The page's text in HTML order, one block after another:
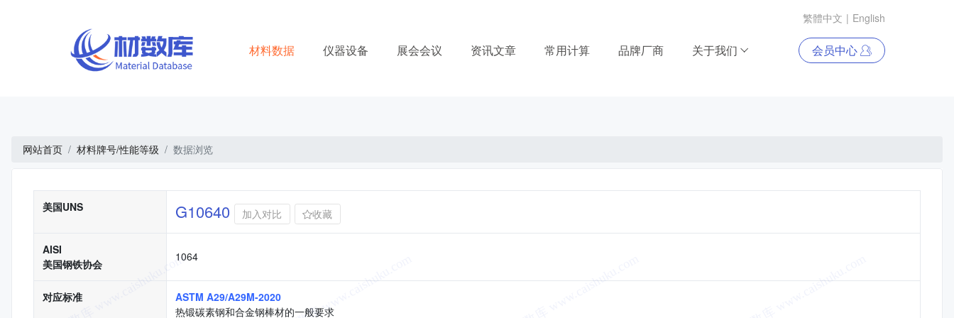
繁體中文 | English
材料数据 仪器设备 展会会议 资讯文章 常用计算 品牌厂商 关于我们 会员中心
网站首页 材料牌号/性能等级 数据浏览
美国UNS G10640 加入对比 收藏
AISI
美国钢铁协会
1064
对应标准
ASTM A29/A29M-2020
热锻碳素钢和合金钢棒材的一般要求